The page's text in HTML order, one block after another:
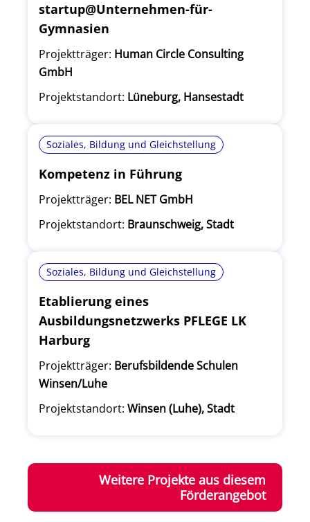
startup@Unternehmen-für-
Gymnasien
Projektträger: Human Circle Consulting
GmbH
Projektstandort: Lüneburg, Hansestadt
Soziales, Bildung und Gleichstellung
Kompetenz in Führung
Projektträger: BEL NET GmbH
Projektstandort: Braunschweig, Stadt
Soziales, Bildung und Gleichstellung
Etablierung eines
Ausbildungsnetzwerks PFLEGE LK
Harburg
Projektträger: Berufsbildende Schulen
Winsen/Luhe
Projektstandort: Winsen (Luhe), Stadt
Weitere Projekte aus diesem
Förderangebot